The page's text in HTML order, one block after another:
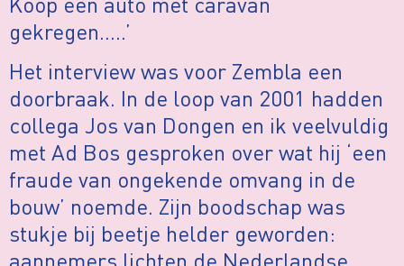
gekregen…..’
Het interview was voor Zembla een
doorbraak. In de loop van 2001 hadden
collega Jos van Dongen en ik veelvuldig
met Ad Bos gesproken over wat hij ‘een
fraude van ongekende omvang in de
bouw’ noemde. Zijn boodschap was
stukje bij beetje helder geworden:
aannemers lichten de Nederlandse